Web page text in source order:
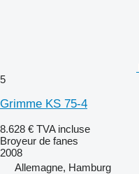
5
Grimme KS 75-4
8.628 € TVA incluse
Broyeur de fanes
2008
Allemagne, Hamburg